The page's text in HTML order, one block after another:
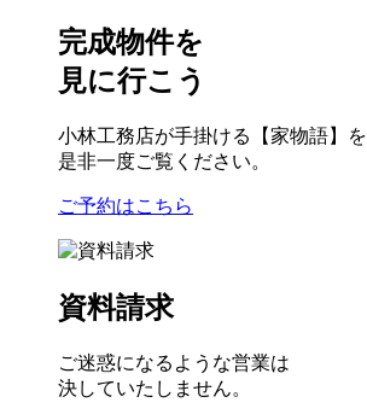
完成物件を
見に行こう
小林工務店が手掛ける【家物語】を
是非一度ご覧ください。
ご予約はこちら
資料請求
ご迷惑になるような営業は
決していたしません。